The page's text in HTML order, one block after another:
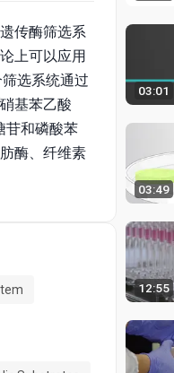
传酶筛选系
上可以应用
选系统通过
硝基苯乙酸
苷和磷酸苯
酶、纤维素
03:01
03:49
12:55